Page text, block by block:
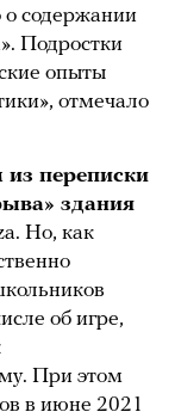
о содержании
Подростки
опыты
отмечало
переписки
здания
Но, как
об игре,
При этом
в июне 2021